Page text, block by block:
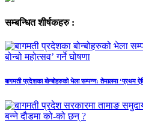
सम्बन्धित शीर्षकहरु :
बागमती प्रदेशका बोन्बोहरुको भेला सम्पन्न: तेमालमा ‘प्रथम